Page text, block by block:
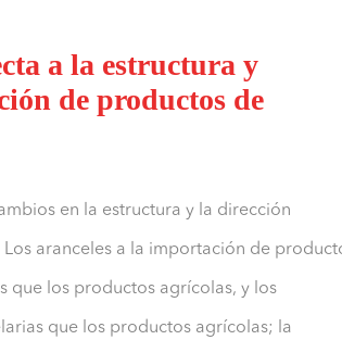
a la estructura y
de productos de
en la estructura y la dirección
Los aranceles a la importación de
que los productos agrícolas, y los
que los productos agrícolas; la